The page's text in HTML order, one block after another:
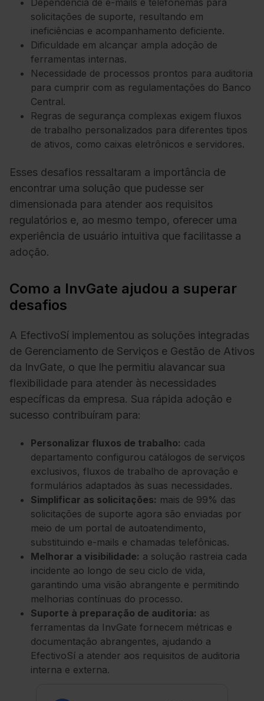
solicitações de suporte, resultando em
ineficiências e acompanhamento deficiente.
Dificuldade em alcançar ampla adoção de
ferramentas internas.
Necessidade de processos prontos para auditoria
para cumprir com as regulamentações do Banco
Central.
Regras de segurança complexas exigem fluxos
de trabalho personalizados para diferentes tipos
de ativos, como caixas eletrônicos e servidores.
Esses desafios ressaltaram a importância de
encontrar uma solução que pudesse ser
dimensionada para atender aos requisitos
regulatórios e, ao mesmo tempo, oferecer uma
experiência de usuário intuitiva que facilitasse a
adoção.
Como a InvGate ajudou a superar
desafios
A EfectivoSí implementou as soluções integradas
de Gerenciamento de Serviços e Gestão de Ativos
da InvGate, o que lhe permitiu alavancar sua
flexibilidade para atender às necessidades
específicas da empresa. Sua rápida adoção e
sucesso contribuíram para:
Personalizar fluxos de trabalho: cada
departamento configurou catálogos de serviços
exclusivos, fluxos de trabalho de aprovação e
formulários adaptados às suas necessidades.
Simplificar as solicitações: mais de 99% das
solicitações de suporte agora são enviadas por
meio de um portal de autoatendimento,
substituindo e-mails e chamadas telefônicas.
Melhorar a visibilidade: a solução rastreia cada
incidente ao longo de seu ciclo de vida,
garantindo uma visão abrangente e permitindo
melhorias contínuas do processo.
Suporte à preparação de auditoria: as
ferramentas da InvGate fornecem métricas e
documentação abrangentes, ajudando a
EfectivoSí a atender aos requisitos de auditoria
interna e externa.